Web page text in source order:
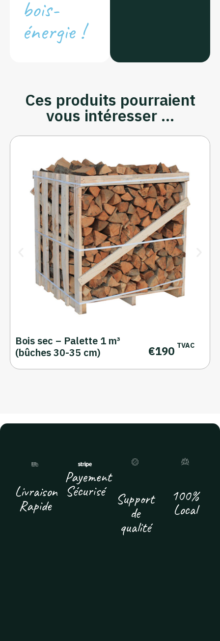
bois-
énergie !
Ces produits pourraient
vous intéresser ...
Bois sec – Palette 1 m³
(bûches 30-35 cm)
€190 TVAC
Livraison
Rapide
Payement
Sécurisé Support
de
qualité
100%
Local